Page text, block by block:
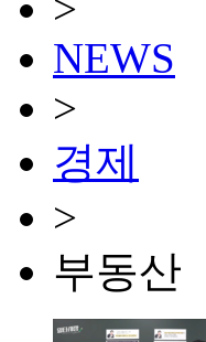
NEWS
>
경제
>
부동산